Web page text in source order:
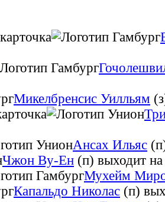
Микелбренсис Уилльям
Ансах Ильяс
Чжон Ву-Ен (п) выходит
Мухейм
Капальдо Николас (п)